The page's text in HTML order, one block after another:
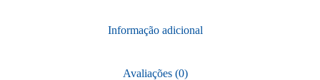
Informação adicional
Avaliações (0)